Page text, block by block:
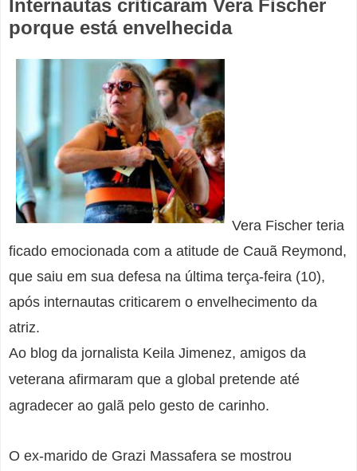
Internautas criticaram Vera Fischer
porque está envelhecida
Vera Fischer teria
ficado emocionada com a atitude de Cauã Reymond,
que saiu em sua defesa na última terça-feira (10),
após internautas criticarem o envelhecimento da
atriz.
Ao blog da jornalista Keila Jimenez, amigos da
veterana afirmaram que a global pretende até
agradecer ao galã pelo gesto de carinho.
O ex-marido de Grazi Massafera se mostrou